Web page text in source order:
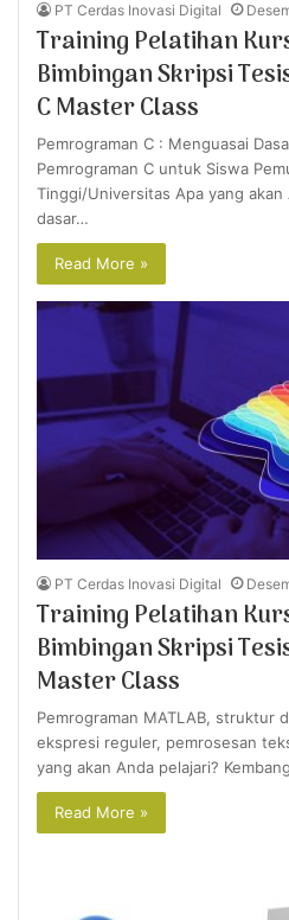
PT Cerdas Inovasi Digital
Training Pelatihan
Bimbingan Skripsi
C Master Class
Pemrograman C : Menguasai
Pemrograman C untuk Siswa
Tinggi/Universitas Apa yang akan
dasar…
Read More »
PT Cerdas Inovasi Digital
Training Pelatihan
Bimbingan Skripsi
Master Class
Pemrograman MATLAB, struktur
ekspresi reguler, pemrosesan
yang akan Anda pelajari?
Read More »